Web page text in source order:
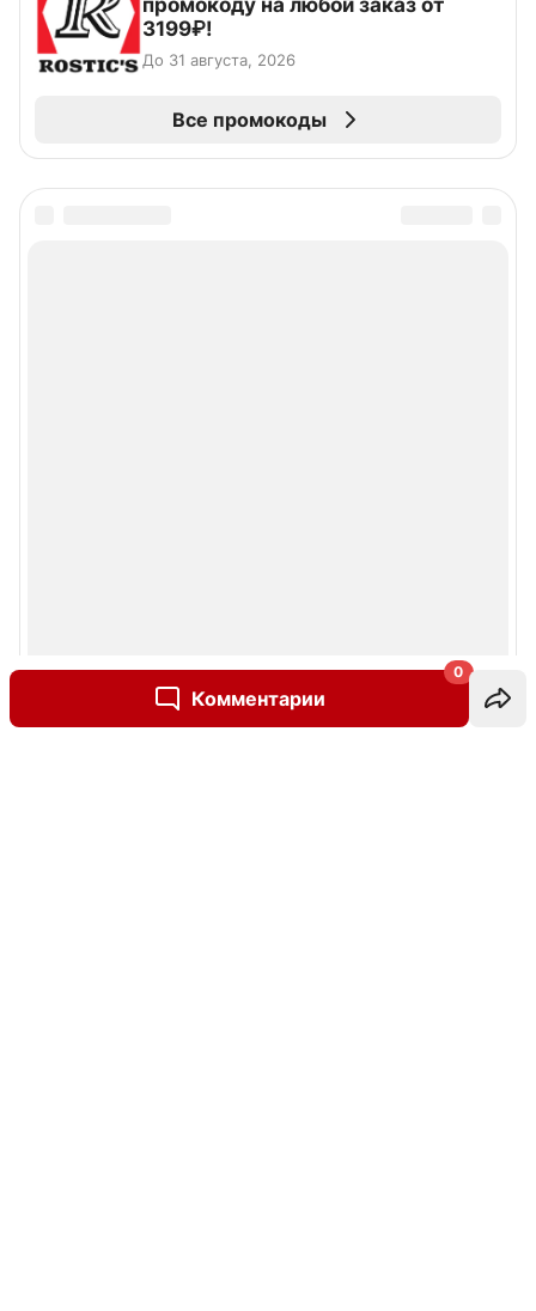
Комментарии
0
промокоду на любой заказ от
3199₽!
До 31 августа, 2026
Все промокоды